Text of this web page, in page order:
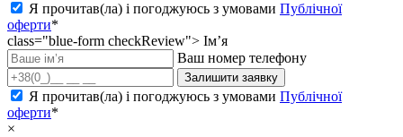
Я прочитав(ла) і погоджуюсь з умовами Публічної
оферти*
class="blue-form checkReview"> Ім’я
Ваш номер телефону
Залишити заявку
Я прочитав(ла) і погоджуюсь з умовами Публічної
оферти*
×